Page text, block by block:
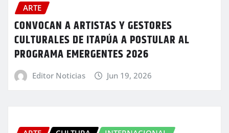
ARTE
CONVOCAN A ARTISTAS Y GESTORES
CULTURALES DE ITAPÚA A POSTULAR AL
PROGRAMA EMERGENTES 2026
Editor Noticias Jun 19, 2026